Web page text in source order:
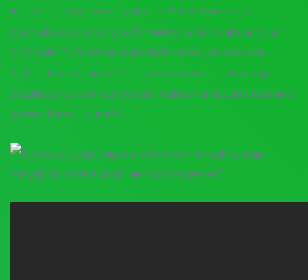
Jest wiele sterydów na rynku, np. Wśród flurowych
pochodnych glikokortykosteroidów są takie substancje jak
propionian flutykazonu w postaci inhalacji, sól sodowa
fosforanu deksametazonu przeznaczona do wstrzyknięć
dożylnych lub domięśniowych i walerianian betametazonu w
postaci kremu lub maści.